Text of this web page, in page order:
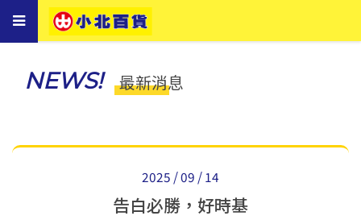
Toggle
navigation
NEWS! 最新消息
2025 / 09 / 14
告白必勝，好時基